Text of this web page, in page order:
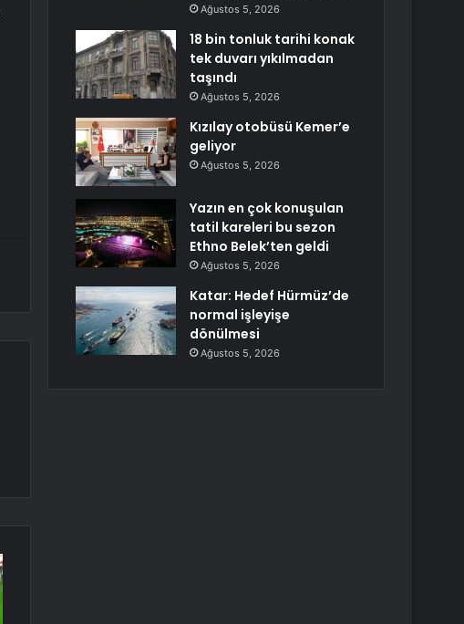
Ağustos 5, 2026
18 bin tonluk tarihi konak
tek duvarı yıkılmadan
taşındı
Ağustos 5, 2026
Kızılay otobüsü Kemer’e
geliyor
Ağustos 5, 2026
Yazın en çok konuşulan
tatil kareleri bu sezon
Ethno Belek’ten geldi
Ağustos 5, 2026
Katar: Hedef Hürmüz’de
normal işleyişe
dönülmesi
Ağustos 5, 2026